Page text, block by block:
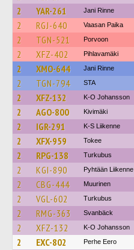
2 YAR-261 Jani Rinne
2 RGJ-640 Vaasan Paika
2 TGN-521 Porvoon
2 XFZ-402 Pihlavamäki
2 XMO-644 Jani Rinne
2 TGN-794 STA
2 XFZ-132 K-O Johansson
2 AGO-800 Kivimäki
2 IGR-291 K-S Liikenne
2 XFX-959 Tokee
2 RPG-138 Turkubus
2 KGI-890 Pyhtään Liikenne
2 CBG-444 Muurinen
2 VGL-602 Turkubus
2 RMG-363 Svanbäck
2 XFZ-132 K-O Johansson
2 EXC-802 Perhe Eero